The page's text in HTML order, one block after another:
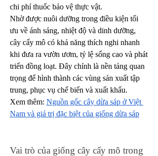
chi phí thuốc bảo vệ thực vật.
Nhờ được nuôi dưỡng trong điều kiện tối
ưu về ánh sáng, nhiệt độ và dinh dưỡng,
cây cấy mô có khả năng thích nghi nhanh
khi đưa ra vườn ươm, tỷ lệ sống cao và phát
triển đồng loạt. Đây chính là nền tảng quan
trọng để hình thành các vùng sản xuất tập
trung, phục vụ chế biến và xuất khẩu.
Xem thêm: Nguồn gốc cây dừa sáp ở Việt
Nam và giá trị đặc biệt của giống dừa sáp
Vai trò của giống cây cấy mô trong